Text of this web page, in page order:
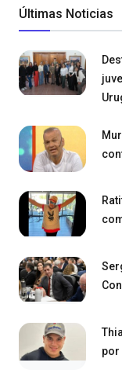
Últimas Noticias
por